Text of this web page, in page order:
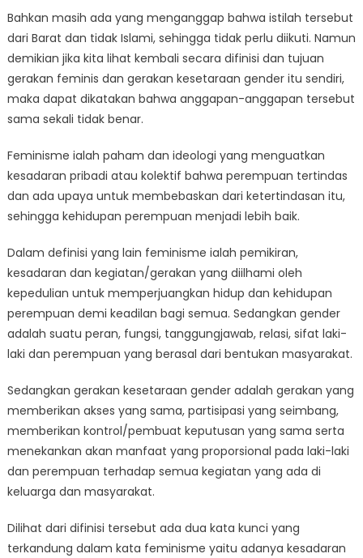
Bahkan masih ada yang menganggap bahwa istilah tersebut
dari Barat dan tidak Islami, sehingga tidak perlu diikuti. Namun
demikian jika kita lihat kembali secara difinisi dan tujuan
gerakan feminis dan gerakan kesetaraan gender itu sendiri,
maka dapat dikatakan bahwa anggapan-anggapan tersebut
sama sekali tidak benar.
Feminisme ialah paham dan ideologi yang menguatkan
kesadaran pribadi atau kolektif bahwa perempuan tertindas
dan ada upaya untuk membebaskan dari ketertindasan itu,
sehingga kehidupan perempuan menjadi lebih baik.
Dalam definisi yang lain feminisme ialah pemikiran,
kesadaran dan kegiatan/gerakan yang diilhami oleh
kepedulian untuk memperjuangkan hidup dan kehidupan
perempuan demi keadilan bagi semua. Sedangkan gender
adalah suatu peran, fungsi, tanggungjawab, relasi, sifat laki-
laki dan perempuan yang berasal dari bentukan masyarakat.
Sedangkan gerakan kesetaraan gender adalah gerakan yang
memberikan akses yang sama, partisipasi yang seimbang,
memberikan kontrol/pembuat keputusan yang sama serta
menekankan akan manfaat yang proporsional pada laki-laki
dan perempuan terhadap semua kegiatan yang ada di
keluarga dan masyarakat.
Dilihat dari difinisi tersebut ada dua kata kunci yang
terkandung dalam kata feminisme yaitu adanya kesadaran